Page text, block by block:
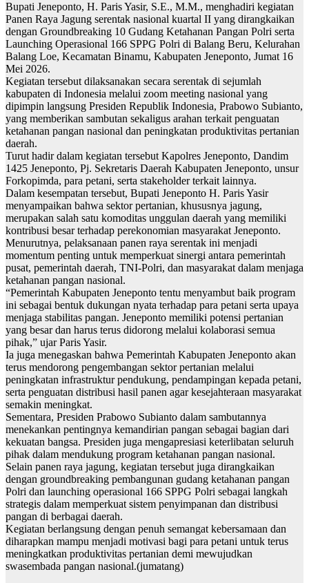
Bupati Jeneponto, H. Paris Yasir, S.E., M.M., menghadiri kegiatan
Panen Raya Jagung serentak nasional kuartal II yang dirangkaikan
dengan Groundbreaking 10 Gudang Ketahanan Pangan Polri serta
Launching Operasional 166 SPPG Polri di Balang Beru, Kelurahan
Balang Loe, Kecamatan Binamu, Kabupaten Jeneponto, Jumat 16
Mei 2026.
Kegiatan tersebut dilaksanakan secara serentak di sejumlah
kabupaten di Indonesia melalui zoom meeting nasional yang
dipimpin langsung Presiden Republik Indonesia, Prabowo Subianto,
yang memberikan sambutan sekaligus arahan terkait penguatan
ketahanan pangan nasional dan peningkatan produktivitas pertanian
daerah.
Turut hadir dalam kegiatan tersebut Kapolres Jeneponto, Dandim
1425 Jeneponto, Pj. Sekretaris Daerah Kabupaten Jeneponto, unsur
Forkopimda, para petani, serta stakeholder terkait lainnya.
Dalam kesempatan tersebut, Bupati Jeneponto H. Paris Yasir
menyampaikan bahwa sektor pertanian, khususnya jagung,
merupakan salah satu komoditas unggulan daerah yang memiliki
kontribusi besar terhadap perekonomian masyarakat Jeneponto.
Menurutnya, pelaksanaan panen raya serentak ini menjadi
momentum penting untuk memperkuat sinergi antara pemerintah
pusat, pemerintah daerah, TNI-Polri, dan masyarakat dalam menjaga
ketahanan pangan nasional.
“Pemerintah Kabupaten Jeneponto tentu menyambut baik program
ini sebagai bentuk dukungan nyata terhadap para petani serta upaya
menjaga stabilitas pangan. Jeneponto memiliki potensi pertanian
yang besar dan harus terus didorong melalui kolaborasi semua
pihak,” ujar Paris Yasir.
Ia juga menegaskan bahwa Pemerintah Kabupaten Jeneponto akan
terus mendorong pengembangan sektor pertanian melalui
peningkatan infrastruktur pendukung, pendampingan kepada petani,
serta penguatan distribusi hasil panen agar kesejahteraan masyarakat
semakin meningkat.
Sementara, Presiden Prabowo Subianto dalam sambutannya
menekankan pentingnya kemandirian pangan sebagai bagian dari
kekuatan bangsa. Presiden juga mengapresiasi keterlibatan seluruh
pihak dalam mendukung program ketahanan pangan nasional.
Selain panen raya jagung, kegiatan tersebut juga dirangkaikan
dengan groundbreaking pembangunan gudang ketahanan pangan
Polri dan launching operasional 166 SPPG Polri sebagai langkah
strategis dalam memperkuat sistem penyimpanan dan distribusi
pangan di berbagai daerah.
Kegiatan berlangsung dengan penuh semangat kebersamaan dan
diharapkan mampu menjadi motivasi bagi para petani untuk terus
meningkatkan produktivitas pertanian demi mewujudkan
swasembada pangan nasional.(jumatang)